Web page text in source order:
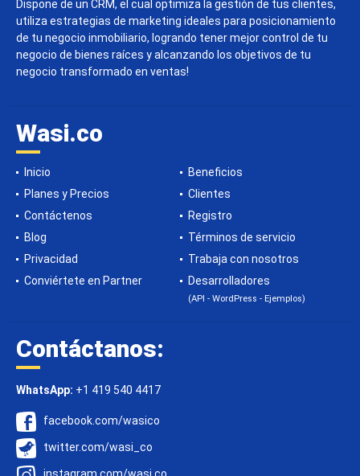
Dispone de un CRM, el cual optimiza la gestión de tus clientes,
utiliza estrategias de marketing ideales para posicionamiento
de tu negocio inmobiliario, logrando tener mejor control de tu
negocio de bienes raíces y alcanzando los objetivos de tu
negocio transformado en ventas!
Wasi.co
Inicio
Beneficios
Planes y Precios
Clientes
Contáctenos
Registro
Blog
Términos de servicio
Privacidad
Trabaja con nosotros
Conviértete en Partner
Desarrolladores
(API - WordPress - Ejemplos)
Contáctanos:
WhatsApp: +1 419 540 4417
facebook.com/wasico
twitter.com/wasi_co